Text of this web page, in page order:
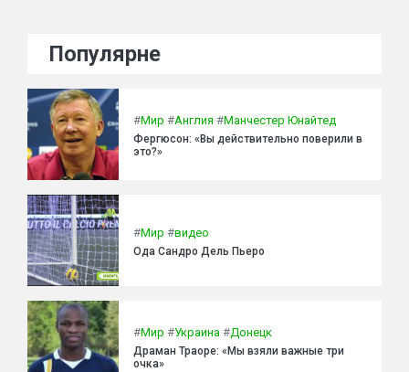
Популярне
#Мир #Англия #Манчестер Юнайтед
Фергюсон: «Вы действительно поверили в
это?»
#Мир #видео
Ода Сандро Дель Пьеро
#Мир #Украина #Донецк
Драман Траоре: «Мы взяли важные три
очка»